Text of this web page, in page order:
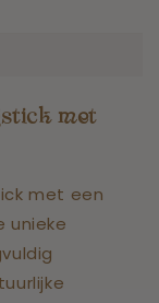
met
met een
unieke